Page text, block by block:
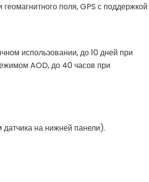
поля, GPS с поддержкой
использовании, до 10 дней при
AOD, до 40 часов при
на нижней панели).